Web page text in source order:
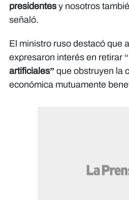
presidentesy nosotros
señaló.
El ministro ruso destacó que
expresaron interés en retirar
artificiales” que obstruyen la
económica mutuamente